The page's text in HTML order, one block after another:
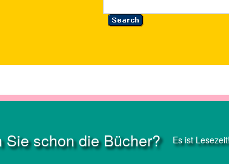
Sie schon die Bücher? Es ist